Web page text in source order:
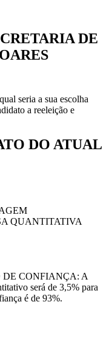
DE
seria a sua escolha
a reeleição e
DO ATUAL
QUANTITATIVA
CONFIANÇA: A
será de 3,5% para
é de 93%.